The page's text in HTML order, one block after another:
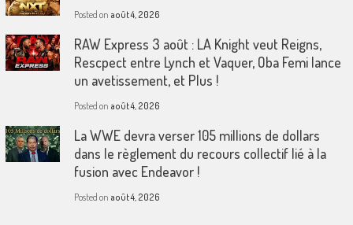
Posted on août 4, 2026
RAW Express 3 août : LA Knight veut Reigns,
Rescpect entre Lynch et Vaquer, Oba Femi lance
un avetissement, et Plus !
Posted on août 4, 2026
La WWE devra verser 105 millions de dollars
dans le règlement du recours collectif lié à la
fusion avec Endeavor !
Posted on août 4, 2026